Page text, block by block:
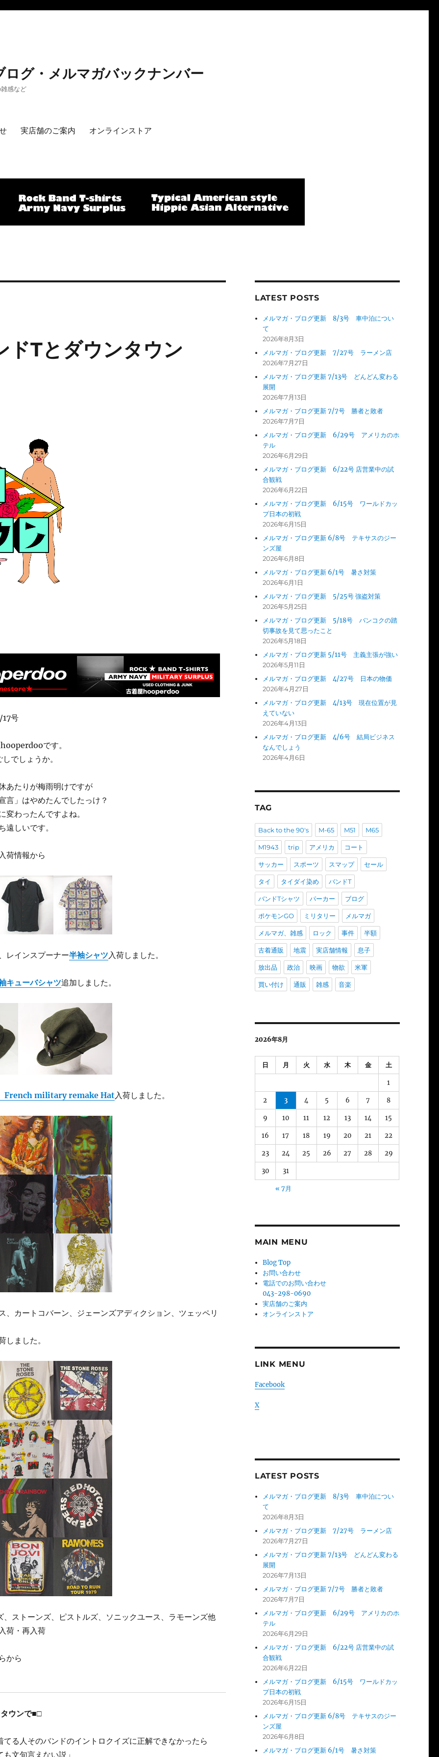
グ・メルマガバックナンバー
感など
実店舗のご案内 オンラインストア
ドTとダウンタウン
号
です。
でしょうか。
あたりが梅雨明けですが
言」はやめたんでしたっけ？
変わったんですよね。
遠しいです。
荷情報から
レインスプーナー半袖シャツ 入荷しました。
キューバシャツ追加しました。
French military remake Hat入荷しました。
、カートコバーン、ジェーンズアディクション、ツェッペリ
しました。
、ストーンズ、ピストルズ、ソニックユース、ラモーンズ他
荷・再入荷
から
ウンで■□
てる人そのバンドのイントロクイズに正解できなかったら
文句言えない説」
LATEST POSTS
メルマガ・ブログ更新 8/3号 車中泊につい
て
2026年8月3日
メルマガ・ブログ更新 7/27号 ラーメン店
2026年7月27日
メルマガ・ブログ更新 7/13号 どんどん変わる
展開
2026年7月13日
メルマガ・ブログ更新 7/7号 勝者と敗者
2026年7月7日
メルマガ・ブログ更新 6/29号 アメリカのホ
テル
2026年6月29日
メルマガ・ブログ更新 6/22号 店営業中の試
合観戦
2026年6月22日
メルマガ・ブログ更新 6/15号 ワールドカッ
プ日本の初戦
2026年6月15日
メルマガ・ブログ更新 6/8号 テキサスのジー
ンズ屋
2026年6月8日
メルマガ・ブログ更新 6/1号 暑さ対策
2026年6月1日
メルマガ・ブログ更新 5/25号 強盗対策
2026年5月25日
メルマガ・ブログ更新 5/18号 バンコクの踏
切事故を見て思ったこと
2026年5月18日
メルマガ・ブログ更新 5/11号 主義主張が強い
2026年5月11日
メルマガ・ブログ更新 4/27号 日本の物価
2026年4月27日
メルマガ・ブログ更新 4/13号 現在位置が見
えていない
2026年4月13日
メルマガ・ブログ更新 4/6号 結局ビジネス
なんでしょう
2026年4月6日
TAG
Back to the 90's M-65 M51 M65
M1943 trip アメリカ コート
サッカー スポーツ スマップ セール
タイ タイダイ染め バンドT
バンドTシャツ パーカー ブログ
ポケモンGO ミリタリー メルマガ
メルマガ、雑感 ロック 事件 半額
古着通販 地震 実店舗情報 息子
放出品 政治 映画 物欲 米軍
買い付け 通販 雑感 音楽
2026年8月
日 月 火 水 木 金 土
1
2 3 4 5 6 7 8
9 10 11 12 13 14 15
16 17 18 19 20 21 22
23 24 25 26 27 28 29
30 31
« 7月
MAIN MENU
Blog Top
お問い合わせ
電話でのお問い合わせ
043-298-0690
実店舗のご案内
オンラインストア
LINK MENU
Facebook
X
LATEST POSTS
メルマガ・ブログ更新 8/3号 車中泊につい
て
2026年8月3日
メルマガ・ブログ更新 7/27号 ラーメン店
2026年7月27日
メルマガ・ブログ更新 7/13号 どんどん変わる
展開
2026年7月13日
メルマガ・ブログ更新 7/7号 勝者と敗者
2026年7月7日
メルマガ・ブログ更新 6/29号 アメリカのホ
テル
2026年6月29日
メルマガ・ブログ更新 6/22号 店営業中の試
合観戦
2026年6月22日
メルマガ・ブログ更新 6/15号 ワールドカッ
プ日本の初戦
2026年6月15日
メルマガ・ブログ更新 6/8号 テキサスのジー
ンズ屋
2026年6月8日
メルマガ・ブログ更新 6/1号 暑さ対策